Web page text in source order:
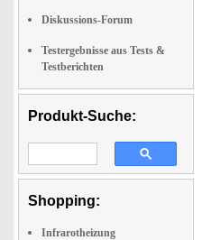
Diskussions-Forum
Testergebnisse aus Tests &
Testberichten
Produkt-Suche:
Shopping:
Infrarotheizung